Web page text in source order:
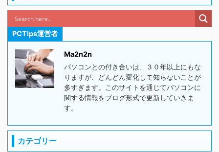
PCTips運営者
Ma2n2n
パソコンとの付き合いは、３０年以上にもな
りますが、どんどん変化して知らないことが
多すぎます。このサイトを通じてパソコンに
関する情報をブログ形式で更新していきま
す。
カテゴリー